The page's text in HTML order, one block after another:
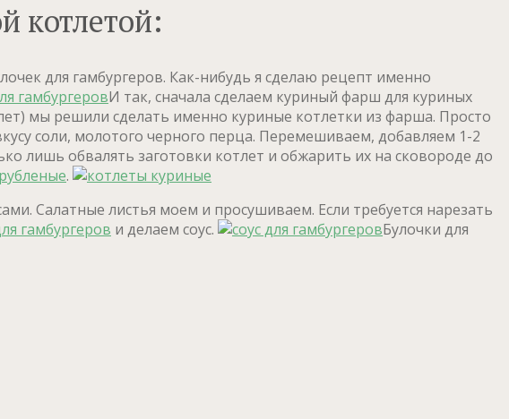
котлетой:
для гамбургеров. Как-нибудь я сделаю рецепт именно
И так, сначала сделаем куриный фарш для куриных
мы решили сделать именно куриные котлетки из фарша. Просто
соли, молотого черного перца. Перемешиваем, добавляем 1-2
лишь обвалять заготовки котлет и обжарить их на сковороде до
.
Салатные листья моем и просушиваем. Если требуется нарезать
и делаем соус.
Булочки для